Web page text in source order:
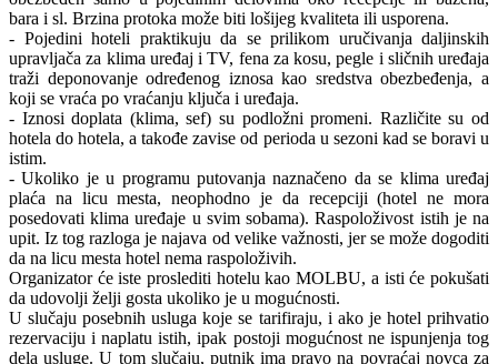
bara i sl. Brzina protoka može biti lošijeg kvaliteta ili usporena.
- Pojedini hoteli praktikuju da se prilikom uručivanja daljinskih
upravljača za klima uređaj i TV, fena za kosu, pegle i sličnih uređaja
traži deponovanje određenog iznosa kao sredstva obezbeđenja, a
koji se vraća po vraćanju ključa i uređaja.
- Iznosi doplata (klima, sef) su podložni promeni. Različite su od
hotela do hotela, a takođe zavise od perioda u sezoni kad se boravi u
istim.
- Ukoliko je u programu putovanja naznačeno da se klima uređaj
plaća na licu mesta, neophodno je da recepciji (hotel ne mora
posedovati klima uređaje u svim sobama). Raspoloživost istih je na
upit. Iz tog razloga je najava od velike važnosti, jer se može dogoditi
da na licu mesta hotel nema raspoloživih.
Organizator će iste proslediti hotelu kao MOLBU, a isti će pokušati
da udovolji želji gosta ukoliko je u mogućnosti.
U slučaju posebnih usluga koje se tarifiraju, i ako je hotel prihvatio
rezervaciju i naplatu istih, ipak postoji mogućnost ne ispunjenja tog
dela usluge. U tom slučaju, putnik ima pravo na povraćaj novca za